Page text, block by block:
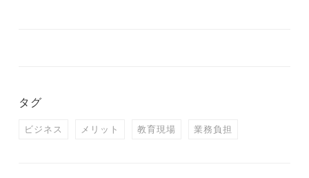
タグ
ビジネス メリット 教育現場 業務負担